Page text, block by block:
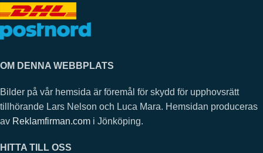
OM DENNA WEBBPLATS
Bilder på vår hemsida är föremål för skydd för upphovsrätt
tillhörande Lars Nelson och Luca Mara. Hemsidan produceras
av Reklamfirman.com i Jönköping.
HITTA TILL OSS